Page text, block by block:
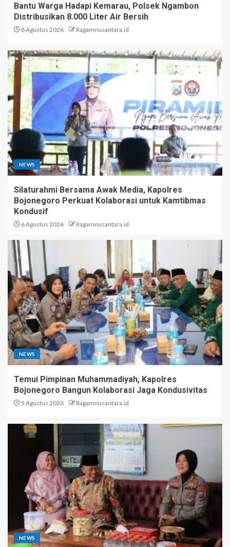
Bantu Warga Hadapi Kemarau, Polsek Ngambon
Distribusikan 8.000 Liter Air Bersih
8 Agustus 2026 Ragamnusantara.id
NEWS
Silaturahmi Bersama Awak Media, Kapolres
Bojonegoro Perkuat Kolaborasi untuk Kamtibmas
Kondusif
6 Agustus 2026 Ragamnusantara.id
NEWS
Temui Pimpinan Muhammadiyah, Kapolres
Bojonegoro Bangun Kolaborasi Jaga Kondusivitas
5 Agustus 2026 Ragamnusantara.id
NEWS